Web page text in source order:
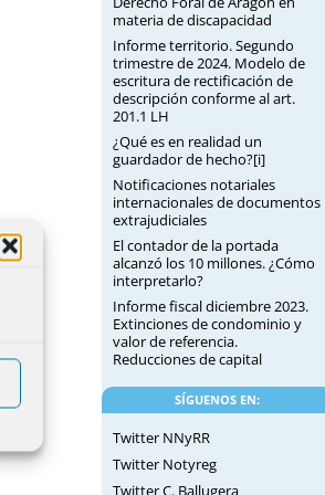
materia de discapacidad
Informe territorio. Segundo
trimestre de 2024. Modelo de
escritura de rectificación de
descripción conforme al art.
201.1 LH
¿Qué es en realidad un
guardador de hecho?[i]
Notificaciones notariales
internacionales de documentos
extrajudiciales
El contador de la portada
alcanzó los 10 millones. ¿Cómo
interpretarlo?
Informe fiscal diciembre 2023.
Extinciones de condominio y
valor de referencia.
Reducciones de capital
SÍGUENOS EN:
Twitter NNyRR
Twitter Notyreg
Twitter C. Ballugera